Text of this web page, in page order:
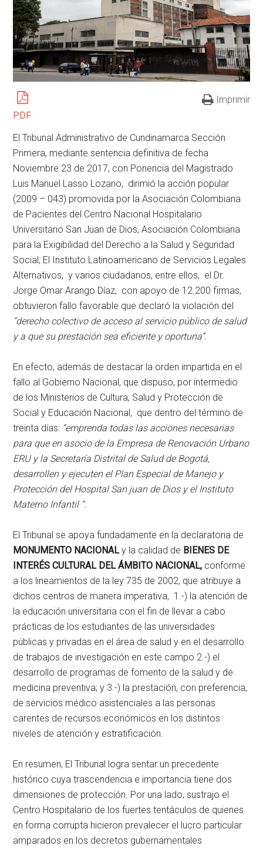
PDF
Imprimir
El Tribunal Administrativo de Cundinamarca Sección
Primera, mediante sentencia definitiva de fecha
Noviembre 23 de 2017, con Ponencia del Magistrado
Luis Manuel Lasso Lozano, dirimió la acción popular
(2009 – 043) promovida por la Asociación Colombiana
de Pacientes del Centro Nacional Hospitalario
Universitario San Juan de Dios, Asociación Colombiana
para la Exigibilidad del Derecho a la Salud y Seguridad
Social, El Instituto Latinoamericano de Servicios Legales
Alternativos, y varios ciudadanos, entre ellos, el Dr.
Jorge Omar Arango Díaz, con apoyo de 12.200 firmas,
obtuvieron fallo favorable que declaró la violación del
“derecho colectivo de acceso al servicio público de salud
y a que su prestación sea eficiente y oportuna”.
En efecto, además de destacar la orden impartida en el
fallo al Gobierno Nacional, que dispuso, por intermedio
de los Ministerios de Cultura, Salud y Protección de
Social y Educación Nacional, que dentro del término de
treinta días: “emprenda todas las acciones necesarias
para que en asocio de la Empresa de Renovación Urbano
ERU y la Secretaría Distrital de Salud de Bogotá,
desarrollen y ejecuten el Plan Especial de Manejo y
Protección del Hospital San juan de Dios y el Instituto
Materno Infantil “.
El Tribunal se apoya fundadamente en la declaratoria de
MONUMENTO NACIONALy la calidad de BIENES DE
INTERÉS CULTURAL DEL ÁMBITO NACIONAL, conforme
a los lineamientos de la ley 735 de 2002, que atribuye a
dichos centros de manera imperativa, 1.-) la atención de
la educación universitaria con el fin de llevar a cabo
prácticas de los estudiantes de las universidades
públicas y privadas en el área de salud y en el desarrollo
de trabajos de investigación en este campo 2.-) el
desarrollo de programas de fomento de la salud y de
medicina preventiva; y 3.-) la prestación, con preferencia,
de servicios médico asistenciales a las personas
carentes de recursos económicos en los distintos
niveles de atención y estratificación.
En resumen, El Tribunal logra sentar un precedente
histórico cuya trascendencia e importancia tiene dos
dimensiones de protección. Por una lado, sustrajo el
Centro Hospitalario de los fuertes tentáculos de quienes
en forma corrupta hicieron prevalecer el lucro particular
amparados en los decretos gubernamentales